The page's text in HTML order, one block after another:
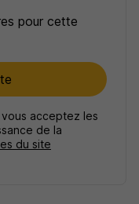
pour cette
acceptez les
de la
du site